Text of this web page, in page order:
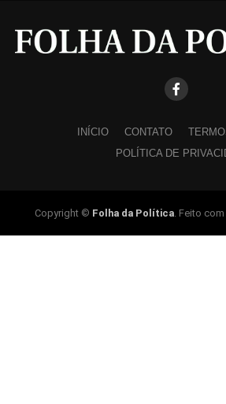
INÍCIO CONTATO
POLÍTICA DE
Copyright © Folha da Política . Feito